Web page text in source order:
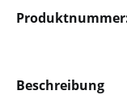
Beschreibung